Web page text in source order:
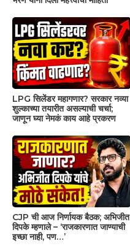
LPG सिलेंडर महागणार? सरकार नव्या
शुल्काच्या तयारीत असल्याची चर्चा;
जाणून घ्या नेमकं काय आहे प्रकरण
CJP ची आज निर्णायक बैठक; अभिजीत
दिपके म्हणाले – ‘राजकारणात जाण्याची
इच्छा नाही, पण…’